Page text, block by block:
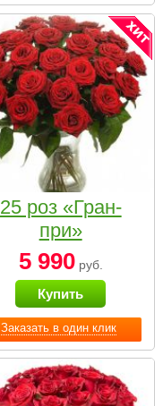
Заказать в один клик
25 роз «Гран-
при»
5 990руб.
Купить